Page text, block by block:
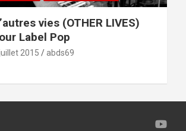
vies (OTHER LIVES)
Label Pop
2015 abds69